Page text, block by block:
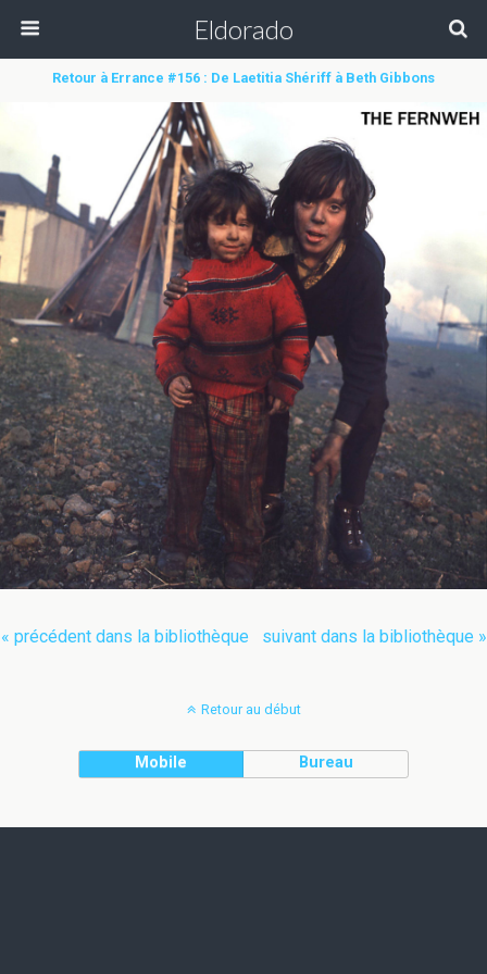
Eldorado
Retour à Errance #156 : De Laetitia Shériff à Beth Gibbons
« précédent dans la bibliothèque suivant dans la bibliothèque »
Retour au début
Mobile Bureau